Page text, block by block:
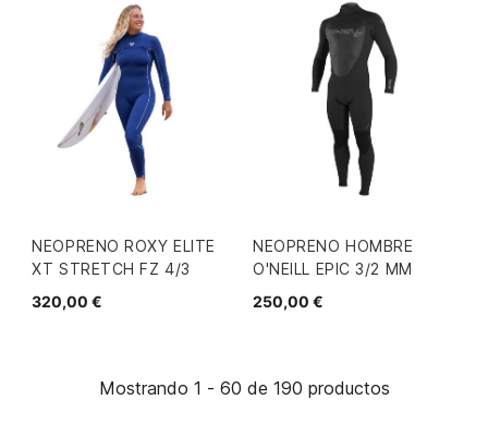
NEOPRENO ROXY ELITE
XT STRETCH FZ 4/3
320,00 €
NEOPRENO HOMBRE
O'NEILL EPIC 3/2 MM
250,00 €
Mostrando 1 - 60 de 190 productos